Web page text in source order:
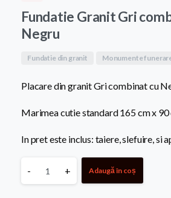
fost:
Fundatie Granit Gri
Negru
Fundatie din granit Monumente
Placare din granit Gri combinat cu
Marimea cutie standard 165 cm x 90
In pret este inclus: taiere, slefuire, si
Fundatie
- + Adaugă în coș